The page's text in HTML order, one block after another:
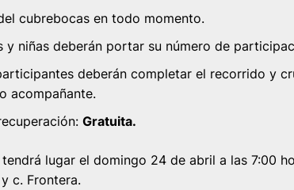
cubrebocas en todo momento.
y niñas deberán portar su número de
deberán completar el recorrido y
acompañante.
Gratuita.
lugar el domingo 24 de abril a las 7:00
c. Frontera.